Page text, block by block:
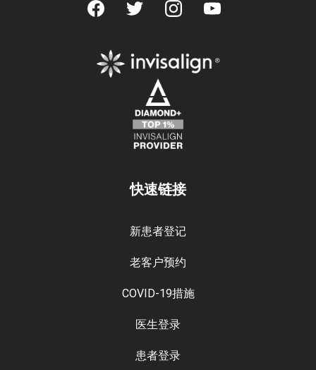
快速链接
新患者登记
老客户预约
COVID-19措施
医生登录
患者登录